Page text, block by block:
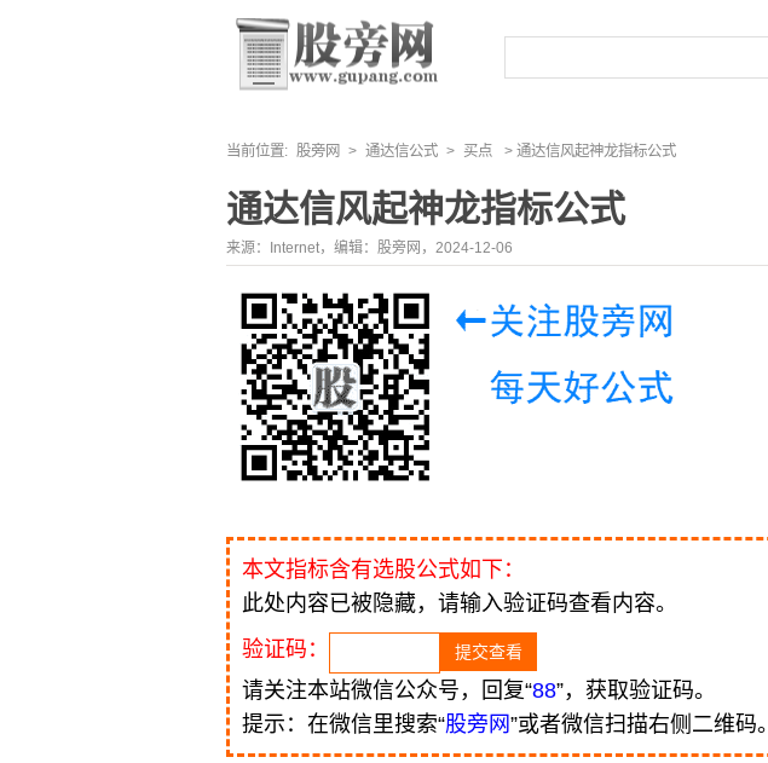
当前位置: 股旁网 > 通达信公式 > 买点 > 通达信风起神龙指标公式
通达信风起神龙指标公式
来源：Internet，编辑：股旁网，2024-12-06
本文指标含有选股公式如下：
此处内容已被隐藏，请输入验证码查看内容。
验证码：
请关注本站微信公众号，回复“88”，获取验证码。
提示：在微信里搜索“股旁网”或者微信扫描右侧二维码。